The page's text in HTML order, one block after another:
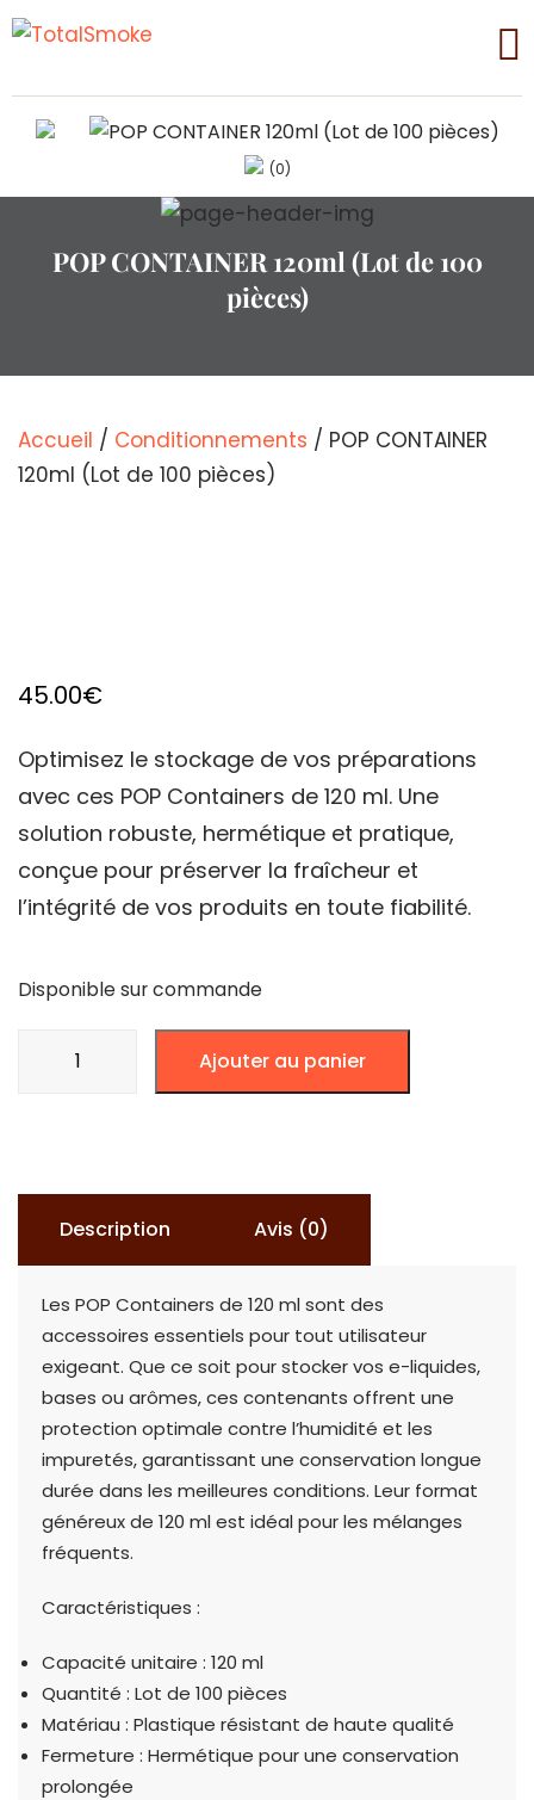
(0)
POP CONTAINER 120ml (Lot de 100
pièces)
Accueil / Conditionnements / POP CONTAINER
120ml (Lot de 100 pièces)
45.00€
Optimisez le stockage de vos préparations
avec ces POP Containers de 120 ml. Une
solution robuste, hermétique et pratique,
conçue pour préserver la fraîcheur et
l’intégrité de vos produits en toute fiabilité.
Disponible sur commande
Ajouter au panier
Description Avis (0)
Les POP Containers de 120 ml sont des
accessoires essentiels pour tout utilisateur
exigeant. Que ce soit pour stocker vos e-liquides,
bases ou arômes, ces contenants offrent une
protection optimale contre l’humidité et les
impuretés, garantissant une conservation longue
durée dans les meilleures conditions. Leur format
généreux de 120 ml est idéal pour les mélanges
fréquents.
Caractéristiques :
Capacité unitaire : 120 ml
Quantité : Lot de 100 pièces
Matériau : Plastique résistant de haute qualité
Fermeture : Hermétique pour une conservation
prolongée